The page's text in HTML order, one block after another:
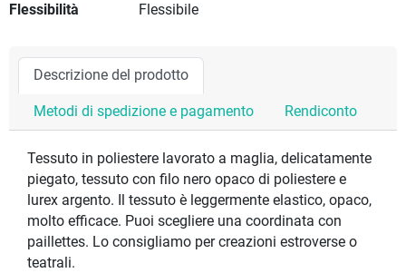
Flessibilità Flessibile
Descrizione del prodotto
Metodi di spedizione e pagamento Rendiconto
Tessuto in poliestere lavorato a maglia, delicatamente
piegato, tessuto con filo nero opaco di poliestere e
lurex argento. Il tessuto è leggermente elastico, opaco,
molto efficace. Puoi scegliere una coordinata con
paillettes. Lo consigliamo per creazioni estroverse o
teatrali.